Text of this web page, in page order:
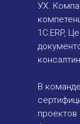
УХ.
1С:ERP,
В